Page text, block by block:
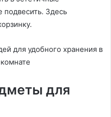
подвесить. Здесь
для